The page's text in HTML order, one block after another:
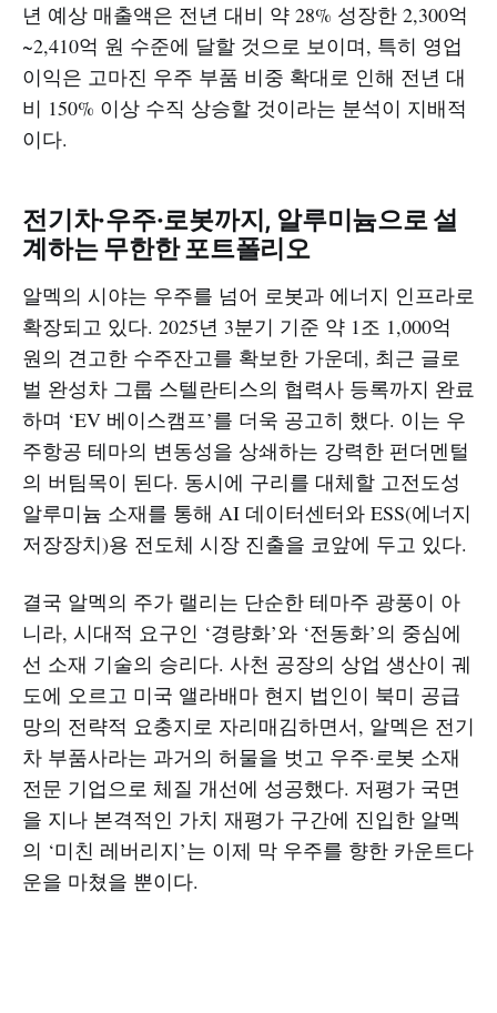
년 예상 매출액은 전년 대비 약 28% 성장한 2,300억
~2,410억 원 수준에 달할 것으로 보이며, 특히 영업
이익은 고마진 우주 부품 비중 확대로 인해 전년 대
비 150% 이상 수직 상승할 것이라는 분석이 지배적
이다.
전기차·우주·로봇까지, 알루미늄으로 설
계하는 무한한 포트폴리오
알멕의 시야는 우주를 넘어 로봇과 에너지 인프라로
확장되고 있다. 2025년 3분기 기준 약 1조 1,000억
원의 견고한 수주잔고를 확보한 가운데, 최근 글로
벌 완성차 그룹 스텔란티스의 협력사 등록까지 완료
하며 ‘EV 베이스캠프’를 더욱 공고히 했다. 이는 우
주항공 테마의 변동성을 상쇄하는 강력한 펀더멘털
의 버팀목이 된다. 동시에 구리를 대체할 고전도성
알루미늄 소재를 통해 AI 데이터센터와 ESS(에너지
저장장치)용 전도체 시장 진출을 코앞에 두고 있다.
결국 알멕의 주가 랠리는 단순한 테마주 광풍이 아
니라, 시대적 요구인 ‘경량화’와 ‘전동화’의 중심에
선 소재 기술의 승리다. 사천 공장의 상업 생산이 궤
도에 오르고 미국 앨라배마 현지 법인이 북미 공급
망의 전략적 요충지로 자리매김하면서, 알멕은 전기
차 부품사라는 과거의 허물을 벗고 우주·로봇 소재
전문 기업으로 체질 개선에 성공했다. 저평가 국면
을 지나 본격적인 가치 재평가 구간에 진입한 알멕
의 ‘미친 레버리지’는 이제 막 우주를 향한 카운트다
운을 마쳤을 뿐이다.